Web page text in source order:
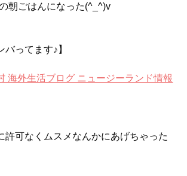
朝ごはんになった(^_^)v
バってます♪】
許可なくムスメなんかにあげちゃった